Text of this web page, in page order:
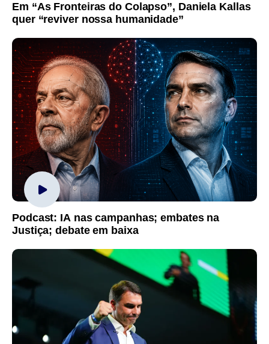
Em “As Fronteiras do Colapso”, Daniela Kallas
quer “reviver nossa humanidade”
Podcast: IA nas campanhas; embates na
Justiça; debate em baixa